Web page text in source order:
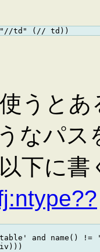
うと
なパ
以下に
and name() !=